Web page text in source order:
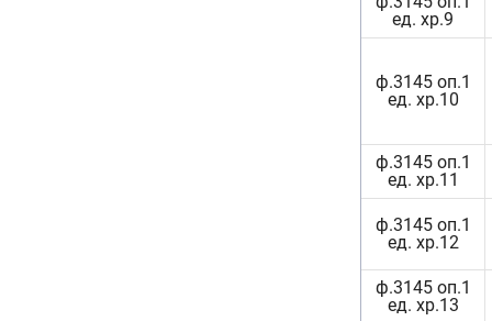
ед. хр.9
ф.3145 оп.1
ед. хр.10
ф.3145 оп.1
ед. хр.11
ф.3145 оп.1
ед. хр.12
ф.3145 оп.1
ед. хр.13